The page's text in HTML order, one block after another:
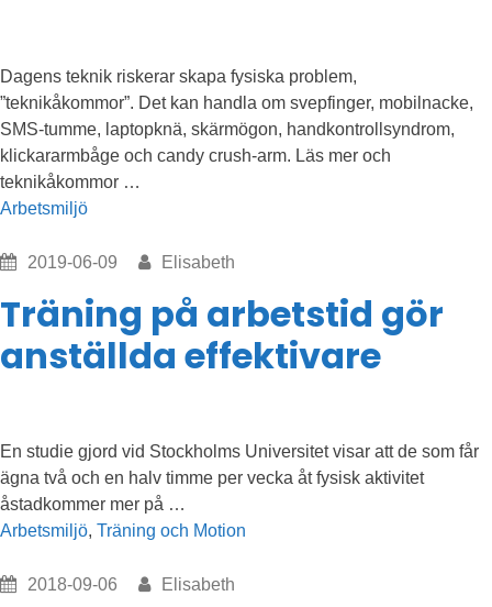
Dagens teknik riskerar skapa fysiska problem,
”teknikåkommor”. Det kan handla om svepfinger, mobilnacke,
SMS-tumme, laptopknä, skärmögon, handkontrollsyndrom,
klickararmbåge och candy crush-arm. Läs mer och
teknikåkommor …
nya
Arbetsmiljö
2019-06-09 Elisabeth
Träning på arbetstid gör
anställda effektivare
En studie gjord vid Stockholms Universitet visar att de som får
ägna två och en halv timme per vecka åt fysisk aktivitet
åstadkommer mer på …
på
gör
Arbetsmiljö, Träning och Motion
2018-09-06 Elisabeth